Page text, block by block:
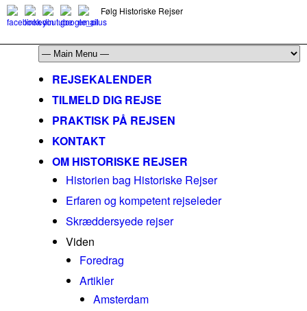
Følg Historiske Rejser
REJSEKALENDER
TILMELD DIG REJSE
PRAKTISK PÅ REJSEN
KONTAKT
OM HISTORISKE REJSER
Historien bag Historiske Rejser
Erfaren og kompetent rejseleder
Skræddersyede rejser
Viden
Foredrag
Artikler
Amsterdam